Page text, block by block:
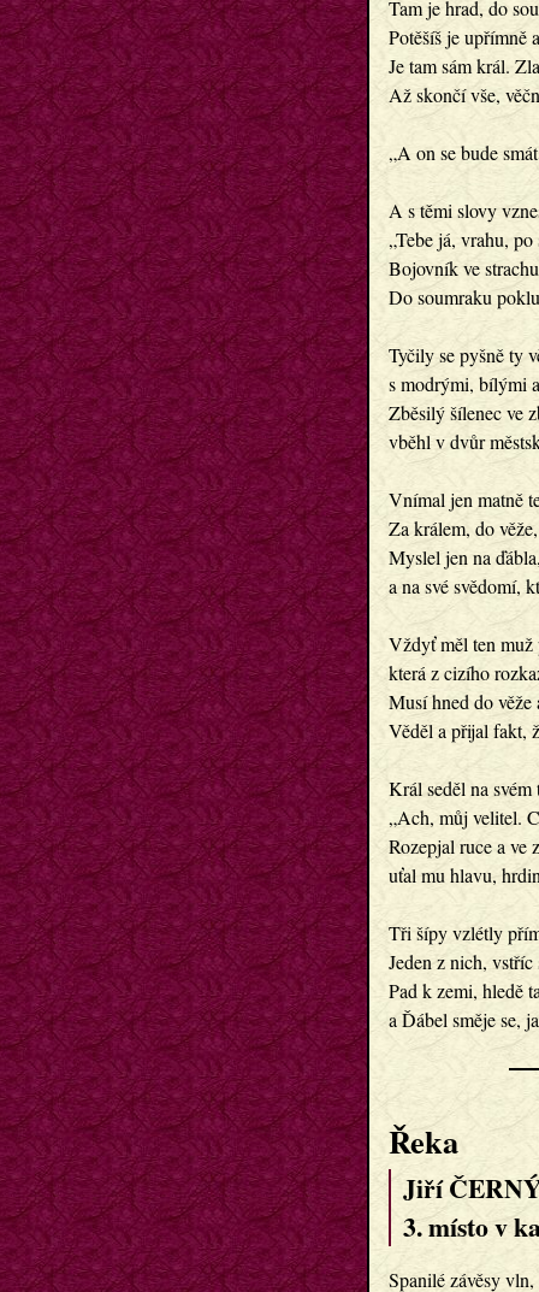
Tam je hrad, do
Potěšíš je upřímně
Je tam sám král.
Až skončí vše,
„A on se bude
A s těmi slovy
„Tebe já, vrahu,
Bojovník ve
Do soumraku
Tyčily se pyšně ty
s modrými, bílými
Zběsilý šílenec ve
vběhl v dvůr
Vnímal jen matně
Za králem, do
Myslel jen na
a na své svědomí,
Vždyť měl ten muž
která z cizího
Musí hned do věže
Věděl a přijal fakt,
Král seděl na
„Ach, můj velitel.
Rozepjal ruce a
uťal mu hlavu,
Tři šípy vzlétly
Jeden z nich,
Pad k zemi, hledě
a Ďábel směje se,
Řeka
Jiří
3. místo v
Spanilé závěsy